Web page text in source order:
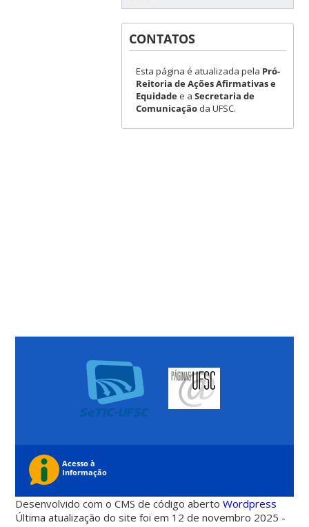
CONTATOS
Esta página é atualizada pela Pró-
Reitoria de Ações Afirmativas e
Equidadee a Secretaria de
Comunicaçãoda UFSC.
Desenvolvido com o CMS de código abertoWordpress
Última atualização do site foi em 12 de novembro 2025 -